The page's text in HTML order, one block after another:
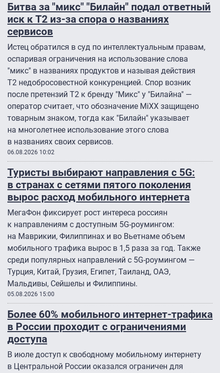
Битва за "микс" "Билайн" подал ответный
иск к Т2 из-за спора о названиях
сервисов
Истец обратился в суд по интеллектуальным правам,
оспаривая ограничения на использование слова
"микс" в названиях продуктов и называя действия
Т2 недобросовестной конкуренцией. Спор возник
после претензий Т2 к бренду "Микс" у "Билайна" —
оператор считает, что обозначение MiXX защищено
товарным знаком, тогда как "Билайн" указывает
на многолетнее использование этого слова
в названиях своих сервисов.
06.08.2026 10:02
Туристы выбирают направления с 5G:
в странах с сетями пятого поколения
вырос расход мобильного интернета
МегаФон фиксирует рост интереса россиян
к направлениям с доступным 5G-роумингом:
на Маврикии, Филиппинах и во Вьетнаме объем
мобильного трафика вырос в 1,5 раза за год. Также
среди популярных направлений с 5G-роумингом —
Турция, Китай, Грузия, Египет, Таиланд, ОАЭ,
Мальдивы, Сейшелы и Филиппины.
05.08.2026 15:00
Более 60% мобильного интернет-трафика
в России проходит с ограничениями
доступа
В июле доступ к свободному мобильному интернету
в Центральной России оказался ограничен для